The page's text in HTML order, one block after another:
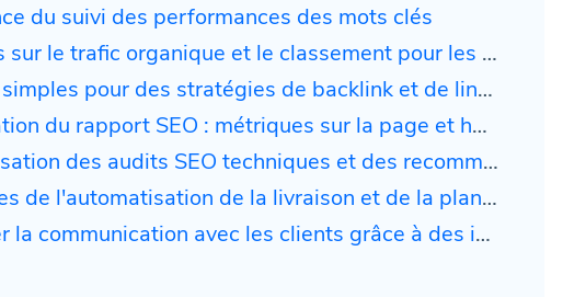
du suivi des performances des mots clés
le trafic organique et le classement pour les agences de marketing
pour des stratégies de backlink et de link building efficaces
du rapport SEO : métriques sur la page et hors page
des audits SEO techniques et des recommandations
l'automatisation de la livraison et de la planification des rapports
avec les clients grâce à des informations exploitables